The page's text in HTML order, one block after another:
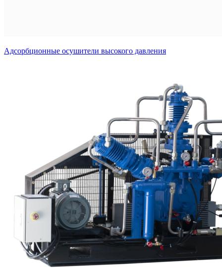
Адсорбционные осушители высокого давления